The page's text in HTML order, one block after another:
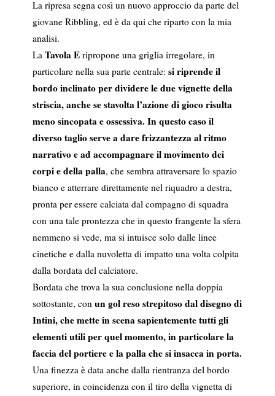
La ripresa segna così un nuovo approccio da parte del
giovane Ribbling, ed è da qui che riparto con la mia
analisi.
La Tavola Eripropone una griglia irregolare, in
particolare nella sua parte centrale: si riprende il
bordo inclinato per dividere le due vignette della
striscia, anche se stavolta l’azione di gioco risulta
meno sincopata e ossessiva.In questo caso il
diverso taglio serve a dare frizzantezza al ritmo
narrativo e ad accompagnare il movimento dei
corpi e della palla, che sembra attraversare lo spazio
bianco e atterrare direttamente nel riquadro a destra,
pronta per essere calciata dal compagno di squadra
con una tale prontezza che in questo frangente la sfera
nemmeno si vede, ma si intuisce solo dalle linee
cinetiche e dalla nuvoletta di impatto una volta colpita
dalla bordata del calciatore.
Bordata che trova la sua conclusione nella doppia
sottostante, con un gol reso strepitoso dal disegno di
Intini, che mette in scena sapientemente tutti gli
elementi utili per quel momento, in particolare la
faccia del portiere e la palla che si insacca in porta.
Una finezza è data anche dalla rientranza del bordo
superiore, in coincidenza con il tiro della vignetta di